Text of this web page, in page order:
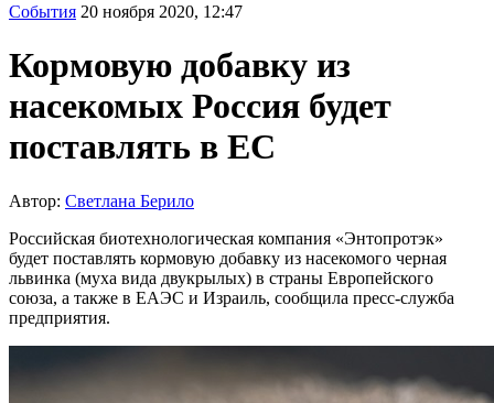
События 20 ноября 2020, 12:47
Кормовую добавку из
насекомых Россия будет
поставлять в ЕС
Автор: Светлана Берило
Российская биотехнологическая компания «Энтопротэк»
будет поставлять кормовую добавку из насекомого черная
львинка (муха вида двукрылых) в страны Европейского
союза, а также в ЕАЭС и Израиль, сообщила пресс-служба
предприятия.